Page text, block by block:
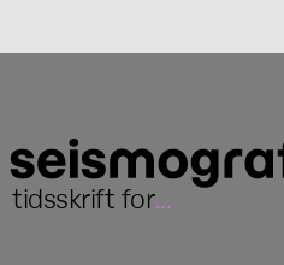
tidsskrift for...